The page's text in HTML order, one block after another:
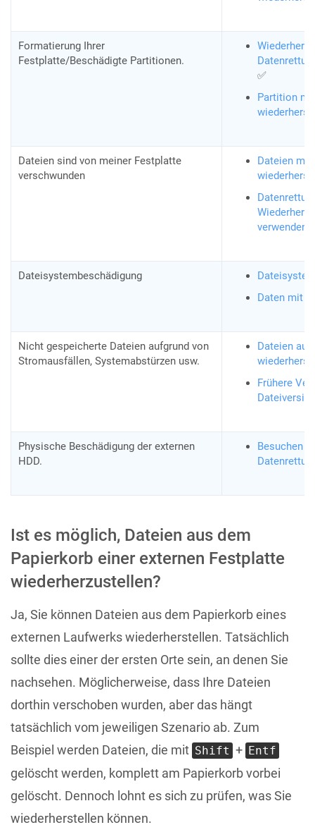
Formatierung Ihrer
Festplatte/Beschädigte Partitionen.
✅
Partition
Dateien sind von meiner Festplatte
verschwunden
Dateien
verwenden
Dateisystembeschädigung
Daten mit
Nicht gespeicherte Dateien aufgrund von
Stromausfällen, Systemabstürzen usw.
Dateien
Frühere
Physische Beschädigung der externen
HDD.
Besuchen
Ist es möglich, Dateien aus dem
Papierkorb einer externen Festplatte
wiederherzustellen?
Ja, Sie können Dateien aus dem Papierkorb eines
externen Laufwerks wiederherstellen. Tatsächlich
sollte dies einer der ersten Orte sein, an denen Sie
nachsehen. Möglicherweise, dass Ihre Dateien
dorthin verschoben wurden, aber das hängt
tatsächlich vom jeweiligen Szenario ab. Zum
Beispiel werden Dateien, die mit Shift + Entf
gelöscht werden, komplett am Papierkorb vorbei
gelöscht. Dennoch lohnt es sich zu prüfen, was Sie
wiederherstellen können.